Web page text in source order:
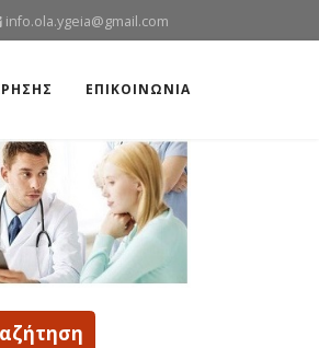
info.ola.ygeia@gmail.com
ΕΠΙΚΟΙΝΩΝΙΑ